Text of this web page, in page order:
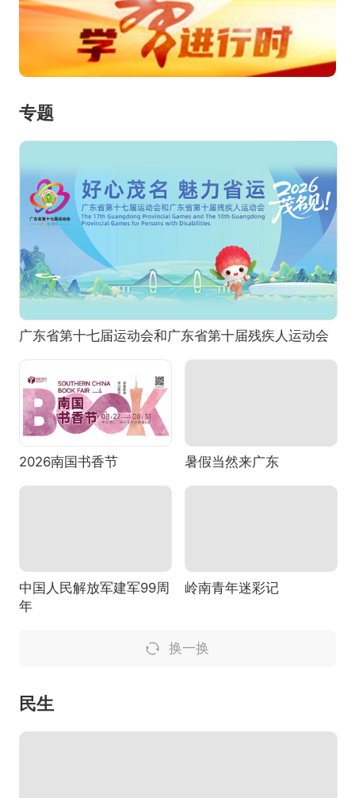
专题
广东省第十七届运动会和广东省第十届残疾人运动会
2026南国书香节 暑假当然来广东
中国人民解放军建军99周
年
岭南青年迷彩记
换一换
民生